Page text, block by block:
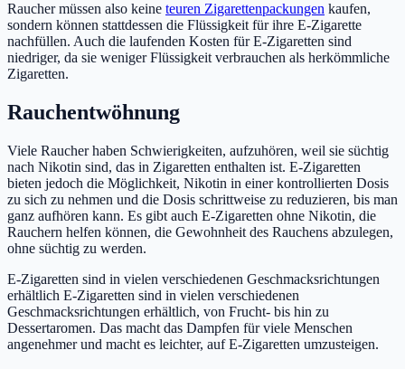
Raucher müssen also keine teuren Zigarettenpackungen kaufen,
sondern können stattdessen die Flüssigkeit für ihre E-Zigarette
nachfüllen. Auch die laufenden Kosten für E-Zigaretten sind
niedriger, da sie weniger Flüssigkeit verbrauchen als herkömmliche
Zigaretten.
Rauchentwöhnung
Viele Raucher haben Schwierigkeiten, aufzuhören, weil sie süchtig
nach Nikotin sind, das in Zigaretten enthalten ist. E-Zigaretten
bieten jedoch die Möglichkeit, Nikotin in einer kontrollierten Dosis
zu sich zu nehmen und die Dosis schrittweise zu reduzieren, bis man
ganz aufhören kann. Es gibt auch E-Zigaretten ohne Nikotin, die
Rauchern helfen können, die Gewohnheit des Rauchens abzulegen,
ohne süchtig zu werden.
E-Zigaretten sind in vielen verschiedenen Geschmacksrichtungen
erhältlich E-Zigaretten sind in vielen verschiedenen
Geschmacksrichtungen erhältlich, von Frucht- bis hin zu
Dessertaromen. Das macht das Dampfen für viele Menschen
angenehmer und macht es leichter, auf E-Zigaretten umzusteigen.